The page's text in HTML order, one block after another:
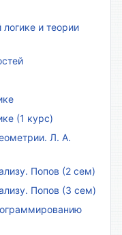
и теории
(1 курс)
Л. А.
Попов (2 сем)
Попов (3 сем)